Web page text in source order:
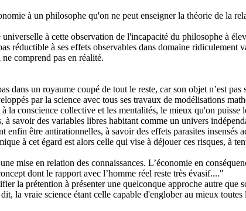
à un philosophe qu'on ne peut enseigner la théorie de la
à cette observation de l'incapacité du philosophe à
réductible à ses effets observables dans domaine
comprend pas en réalité.
dans un royaume coupé de tout le reste, car son objet n’est
par la science avec tous ses travaux de modélisations
la conscience collective et les mentalités, le mieux qu'on
à savoir des variables libres habitant comme un univers
être antirationnelles, à savoir des effets parasites insensés
à cet égard est alors celle qui vise à déjouer ces risques, à
mise en relation des connaissances. L’économie en
dont le rapport avec l’homme réel reste très évasif...."
la prétention à présenter une quelconque approche autre
la vraie science étant celle capable d'englober au mieux